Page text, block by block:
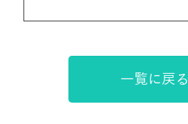
一覧に戻る